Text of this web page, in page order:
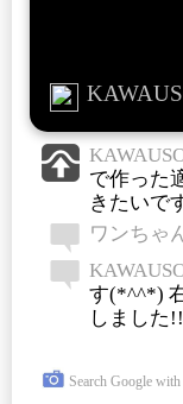
で作った
きたいで
ワンちゃ
す(*^^*)
しました!!
Search Google